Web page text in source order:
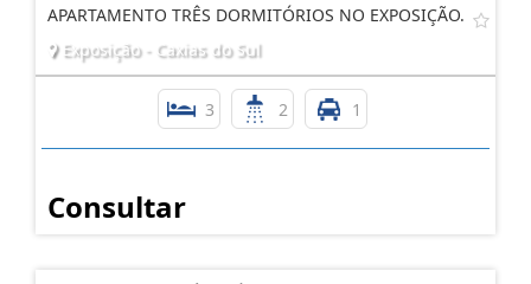
APARTAMENTO TRÊS DORMITÓRIOS NO EXPOSIÇÃO.
Exposição - Caxias do Sul
3 2 1
Consultar